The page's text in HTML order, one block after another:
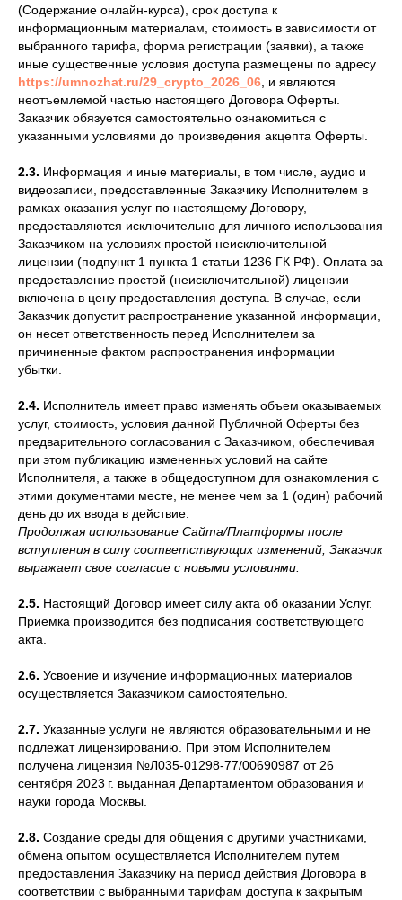
(Содержание онлайн-курса), срок доступа к
информационным материалам, стоимость в зависимости от
выбранного тарифа, форма регистрации (заявки), а также
иные существенные условия доступа размещены по адресу
https://umnozhat.ru/29_crypto_2026_06 , и являются
неотъемлемой частью настоящего Договора Оферты.
Заказчик обязуется самостоятельно ознакомиться с
указанными условиями до произведения акцепта Оферты.
2.3. Информация и иные материалы, в том числе, аудио и
видеозаписи, предоставленные Заказчику Исполнителем в
рамках оказания услуг по настоящему Договору,
предоставляются исключительно для личного использования
Заказчиком на условиях простой неисключительной
лицензии (подпункт 1 пункта 1 статьи 1236 ГК РФ). Оплата за
предоставление простой (неисключительной) лицензии
включена в цену предоставления доступа. В случае, если
Заказчик допустит распространение указанной информации,
он несет ответственность перед Исполнителем за
причиненные фактом распространения информации
убытки.
2.4. Исполнитель имеет право изменять объем оказываемых
услуг, стоимость, условия данной Публичной Оферты без
предварительного согласования с Заказчиком, обеспечивая
при этом публикацию измененных условий на сайте
Исполнителя, а также в общедоступном для ознакомления с
этими документами месте, не менее чем за 1 (один) рабочий
день до их ввода в действие.
Продолжая использование Сайта/Платформы после
вступления в силу соответствующих изменений, Заказчик
выражает свое согласие с новыми условиями.
2.5. Настоящий Договор имеет силу акта об оказании Услуг.
Приемка производится без подписания соответствующего
акта.
2.6. Усвоение и изучение информационных материалов
осуществляется Заказчиком самостоятельно.
2.7. Указанные услуги не являются образовательными и не
подлежат лицензированию. При этом Исполнителем
получена лицензия №Л035-01298-77/00690987 от 26
сентября 2023 г. выданная Департаментом образования и
науки города Москвы.
2.8. Создание среды для общения с другими участниками,
обмена опытом осуществляется Исполнителем путем
предоставления Заказчику на период действия Договора в
соответствии с выбранными тарифам доступа к закрытым